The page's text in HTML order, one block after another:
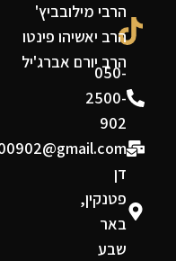
050-
2500-
902
דן
פטנקין,
באר
שבע
הרבי מילובביץ'
הרב יאשיהו פינטו
הרב יורם אברג'יל